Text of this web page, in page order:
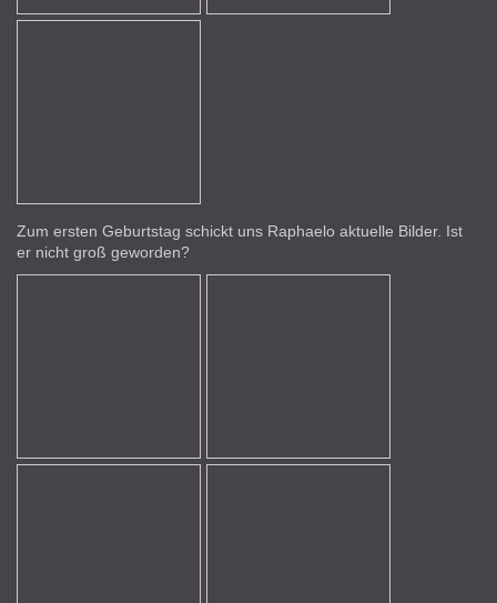
Zum ersten Geburtstag schickt uns Raphaelo aktuelle Bilder. Ist
er nicht groß geworden?